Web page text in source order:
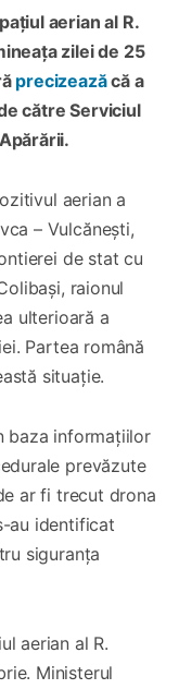
aerian al R.
zilei de 25
precizeazăcă a
către Serviciul
aerian a
– Vulcănești,
de stat cu
raionul
ulterioară a
Partea română
situație.
baza informațiilor
prevăzute
ar fi trecut drona
au identificat
siguranța
aerian al R.
Ministerul